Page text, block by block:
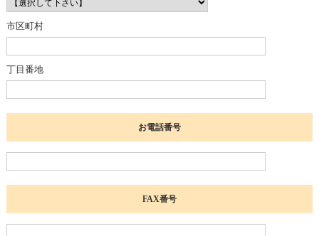
市区町村
丁目番地
お電話番号
FAX番号